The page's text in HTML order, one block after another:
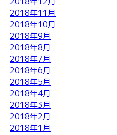
2018年11月
2018年10月
2018年9月
2018年8月
2018年7月
2018年6月
2018年5月
2018年4月
2018年3月
2018年2月
2018年1月